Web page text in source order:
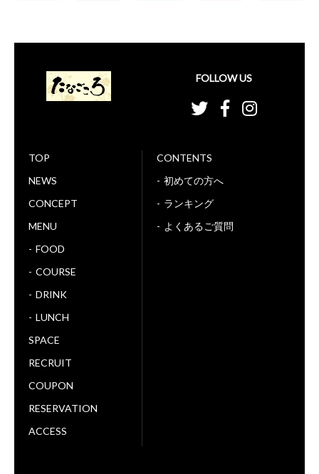
FOLLOW US
TOP
NEWS
CONCEPT
MENU
FOOD
COURSE
DRINK
LUNCH
SPACE
CONTENTS
初めての方へ
ランキング
よくあるご質問
RECRUIT
COUPON
RESERVATION
ACCESS